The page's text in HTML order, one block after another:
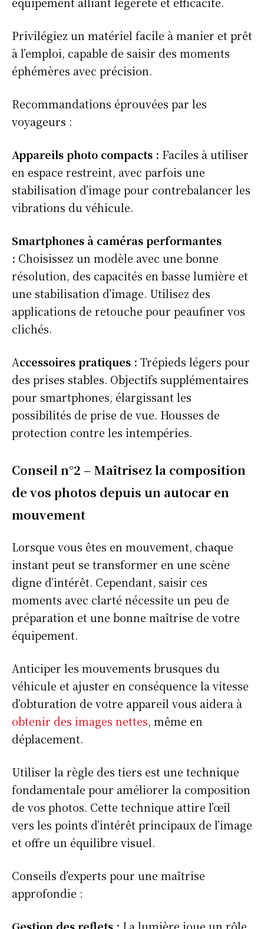
Privilégiez un matériel facile à manier et prêt
à l’emploi, capable de saisir des moments
éphémères avec précision.
Recommandations éprouvées par les
voyageurs :
Appareils photo compacts : Faciles à utiliser
en espace restreint, avec parfois une
stabilisation d’image pour contrebalancer les
vibrations du véhicule.
Smartphones à caméras performantes
: Choisissez un modèle avec une bonne
résolution, des capacités en basse lumière et
une stabilisation d’image. Utilisez des
applications de retouche pour peaufiner vos
clichés.
Accessoires pratiques : Trépieds légers pour
des prises stables. Objectifs supplémentaires
pour smartphones, élargissant les
possibilités de prise de vue. Housses de
protection contre les intempéries.
Conseil n°2 – Maîtrisez la composition
de vos photos depuis un autocar en
mouvement
Lorsque vous êtes en mouvement, chaque
instant peut se transformer en une scène
digne d’intérêt. Cependant, saisir ces
moments avec clarté nécessite un peu de
préparation et une bonne maîtrise de votre
équipement.
Anticiper les mouvements brusques du
véhicule et ajuster en conséquence la vitesse
d’obturation de votre appareil vous aidera à
obtenir des images nettes, même en
déplacement.
Utiliser la règle des tiers est une technique
fondamentale pour améliorer la composition
de vos photos. Cette technique attire l’œil
vers les points d’intérêt principaux de l’image
et offre un équilibre visuel.
Conseils d’experts pour une maîtrise
approfondie :
Gestion des reflets : La lumière joue un rôle